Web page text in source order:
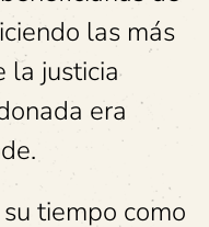
las más
la justicia
era
tiempo como